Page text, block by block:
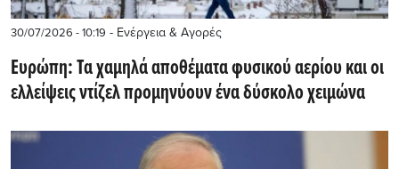
30/07/2026 - 10:19 - Ενέργεια & Αγορές
Ευρώπη: Τα χαμηλά αποθέματα φυσικού αερίου και οι
ελλείψεις ντίζελ προμηνύουν ένα δύσκολο χειμώνα